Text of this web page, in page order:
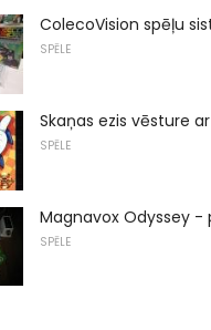
ColecoVision spēļu
SPĒLE
Skaņas ezis vēsture
SPĒLE
Magnavox Odyssey -
SPĒLE